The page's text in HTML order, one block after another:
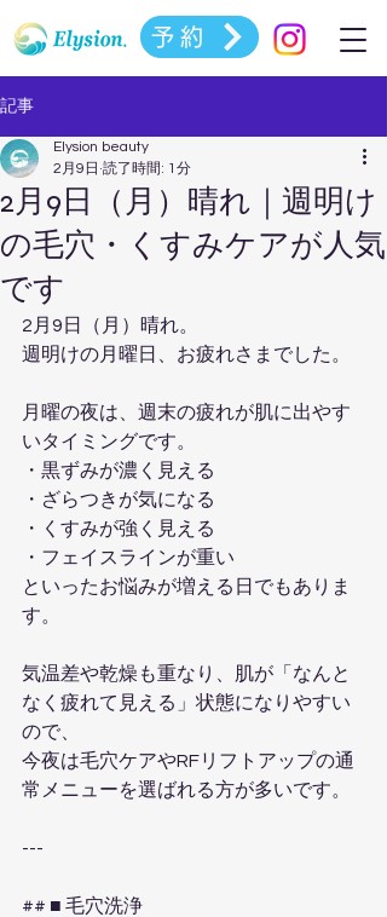
予約
記事
2月9日（月）晴れ｜週明け
の毛穴・くすみケアが人気
です
Elysion beauty
2月9日 読了時間: 1分
2月9日（月）晴れ。
週明けの月曜日、お疲れさまでした。
月曜の夜は、週末の疲れが肌に出やす
いタイミングです。
・黒ずみが濃く見える
・ざらつきが気になる
・くすみが強く見える
・フェイスラインが重い
といったお悩みが増える日でもありま
す。
気温差や乾燥も重なり、肌が「なんと
なく疲れて見える」状態になりやすい
ので、
今夜は毛穴ケアやRFリフトアップの通
常メニューを選ばれる方が多いです。
---
## ■ 毛穴洗浄